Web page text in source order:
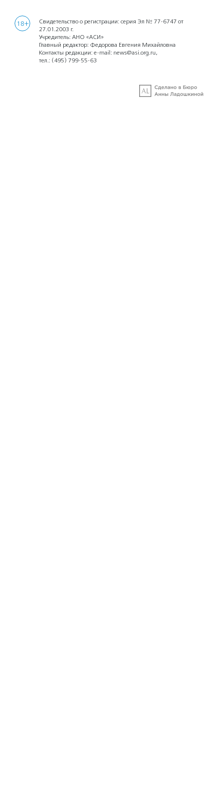
18+
Свидетельство о регистрации: серия Эл № 77-6747 от
27.01.2003 г.
Учредитель: АНО «АСИ»
Главный редактор: Федорова Евгения Михайловна
Контакты редакции: e-mail: news@asi.org.ru,
тел.: (495) 799-55-63